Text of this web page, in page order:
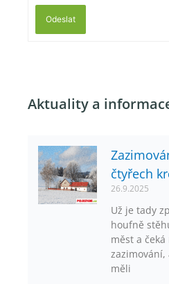
Odeslat
Aktuality a
čtyřech
26.9.2025
Už je tady
houfně
měst a
zazimování,
měli